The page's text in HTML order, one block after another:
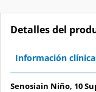
Detalles del
Información clínica
Senosiain Niño, 10